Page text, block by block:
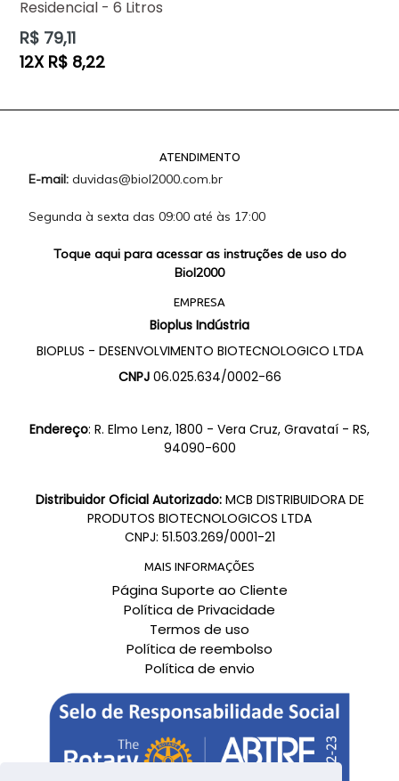
Residencial - 6 Litros
Preço
normal
R$ 79,11
12X R$ 8,22
ATENDIMENTO
E-mail: duvidas@biol2000.com.br
Segunda à sexta das 09:00 até às 17:00
Toque aqui para acessar as instruções de uso do
Biol2000
EMPRESA
Bioplus Indústria
BIOPLUS - DESENVOLVIMENTO BIOTECNOLOGICO LTDA
CNPJ 06.025.634/0002-66
Endereço: R. Elmo Lenz, 1800 - Vera Cruz, Gravataí - RS,
94090-600
Distribuidor Oficial Autorizado:MCB DISTRIBUIDORA DE
PRODUTOS BIOTECNOLOGICOS LTDA
CNPJ: 51.503.269/0001-21
MAIS INFORMAÇÕES
Página Suporte ao Cliente
Política de Privacidade
Termos de uso
Política de reembolso
Política de envio